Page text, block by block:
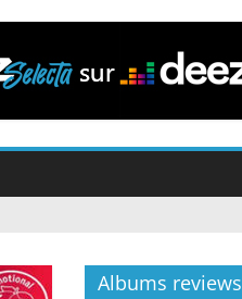
Albums reviews